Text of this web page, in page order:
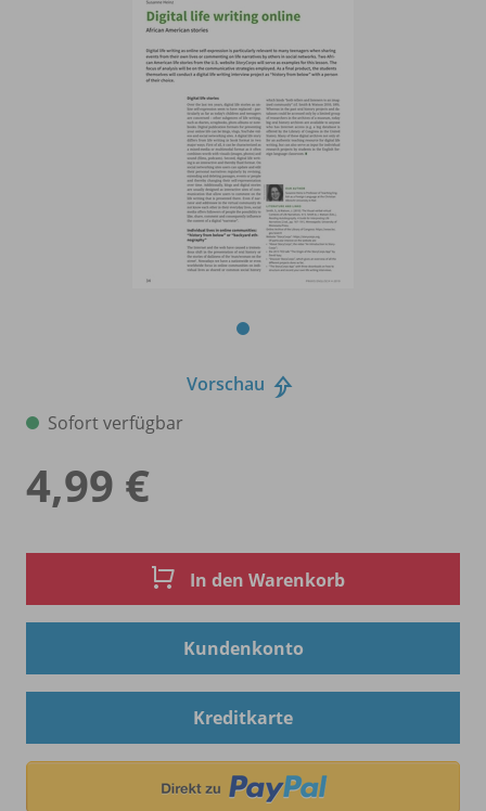
Vorschau
Sofort verfügbar
4,99 €
In den Warenkorb
Kundenkonto
Kreditkarte